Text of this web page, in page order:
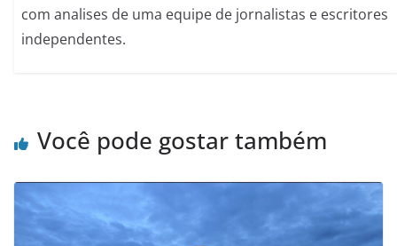
com analises de uma equipe de jornalistas e escritores
independentes.
Você pode gostar também